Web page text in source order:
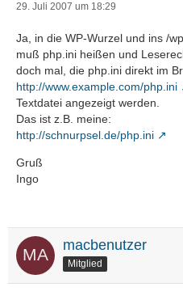
29. Juli 2007 um 18:29
Ja, in die WP-Wurzel und ins /
muß php.ini heißen und
doch mal, die php.ini direkt im
http://www.example.com/php.ini
Textdatei angezeigt werden.
Das ist z.B. meine:
http://schnurpsel.de/php.ini
Gruß
Ingo
macbenutzer
Mitglied